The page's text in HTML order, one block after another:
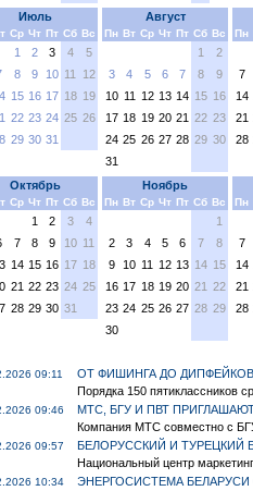
Июль
Ср Чт Пт Сб Вс
1 2 3 4
5
8 9 10 11
12
15 16 17 18 19
22 23 24 25 26
29 30 31
Август
Пн Вт Ср Чт Пт Сб Вс
1
2
3
4 5 6 7 8
9
10 11 12 13 14 15 16
17 18 19 20 21 22 23
24 25 26 27 28 29 30
31
Пн
7
14
21
28
Октябрь
Ср Чт Пт Сб Вс
1 2 3
4
7 8 9 10 11
14 15 16 17 18
21 22 23 24 25
28 29 30 31
Ноябрь
Пн Вт Ср Чт Пт Сб Вс
1
2
3 4 5 6 7
8
9
10 11 12 13 14 15
16 17 18 19 20 21 22
23 24 25 26 27 28 29
30
Пн
7
14
21
28
09:11
ОТ ФИШИНГА ДО
Порядка 150 пятиклассников
09:46
МТС, БГУ И ПВТ
Компания МТС совместно с
09:57
БЕЛОРУССКИЙ И ТУРЕЦКИЙ
Национальный центр
10:34
ЭНЕРГОСИСТЕМА БЕЛАРУСИ